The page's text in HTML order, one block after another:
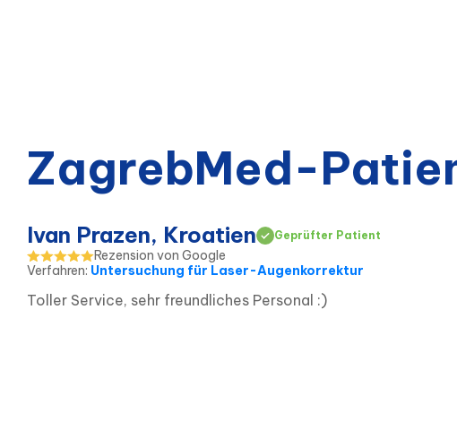
ZagrebMed-
Ivan Prazen, Kroatien Geprüfter Patient
Rezension von Google
Verfahren: Untersuchung für Laser-Augenkorrektur
Toller Service, sehr freundliches Personal :)